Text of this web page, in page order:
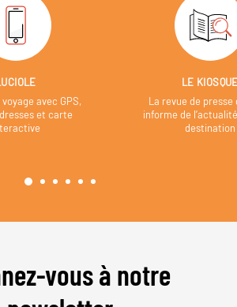
avec GPS,
et carte
LE
La revue de presse
informe de
destination
vous à notre